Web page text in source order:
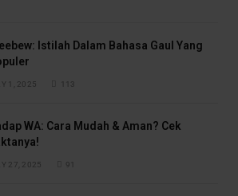
Istilah Dalam Bahasa Gaul Yang
1, 2025 113
WA: Cara Mudah & Aman? Cek
27, 2025 91